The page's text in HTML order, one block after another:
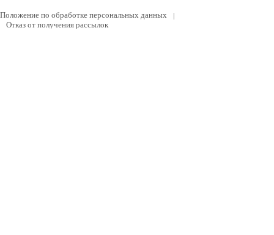
Положение по обработке персональных данных
|
Отказ от получения рассылок